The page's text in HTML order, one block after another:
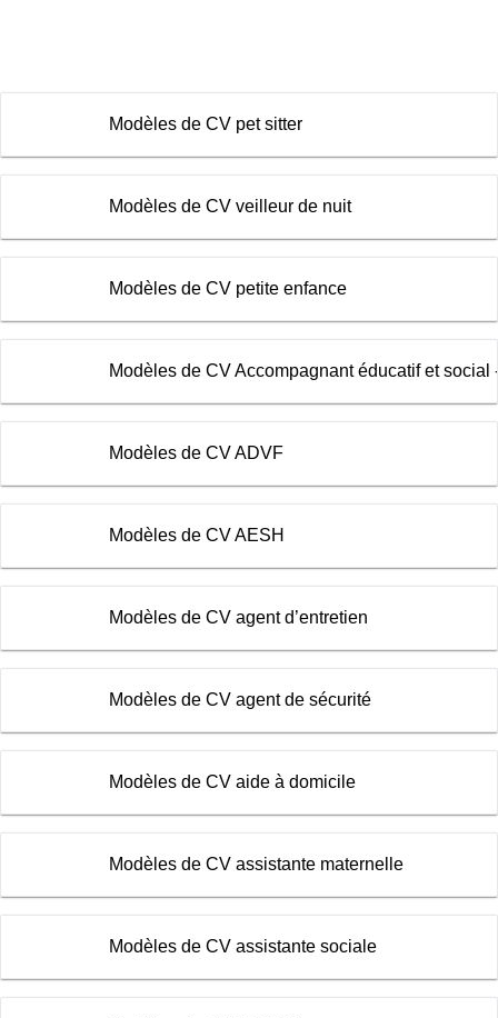
Modèles de CV pet sitter
Modèles de CV veilleur de nuit
Modèles de CV petite enfance
Modèles de CV Accompagnant éducatif et social
Modèles de CV ADVF
Modèles de CV AESH
Modèles de CV agent d’entretien
Modèles de CV agent de sécurité
Modèles de CV aide à domicile
Modèles de CV assistante maternelle
Modèles de CV assistante sociale